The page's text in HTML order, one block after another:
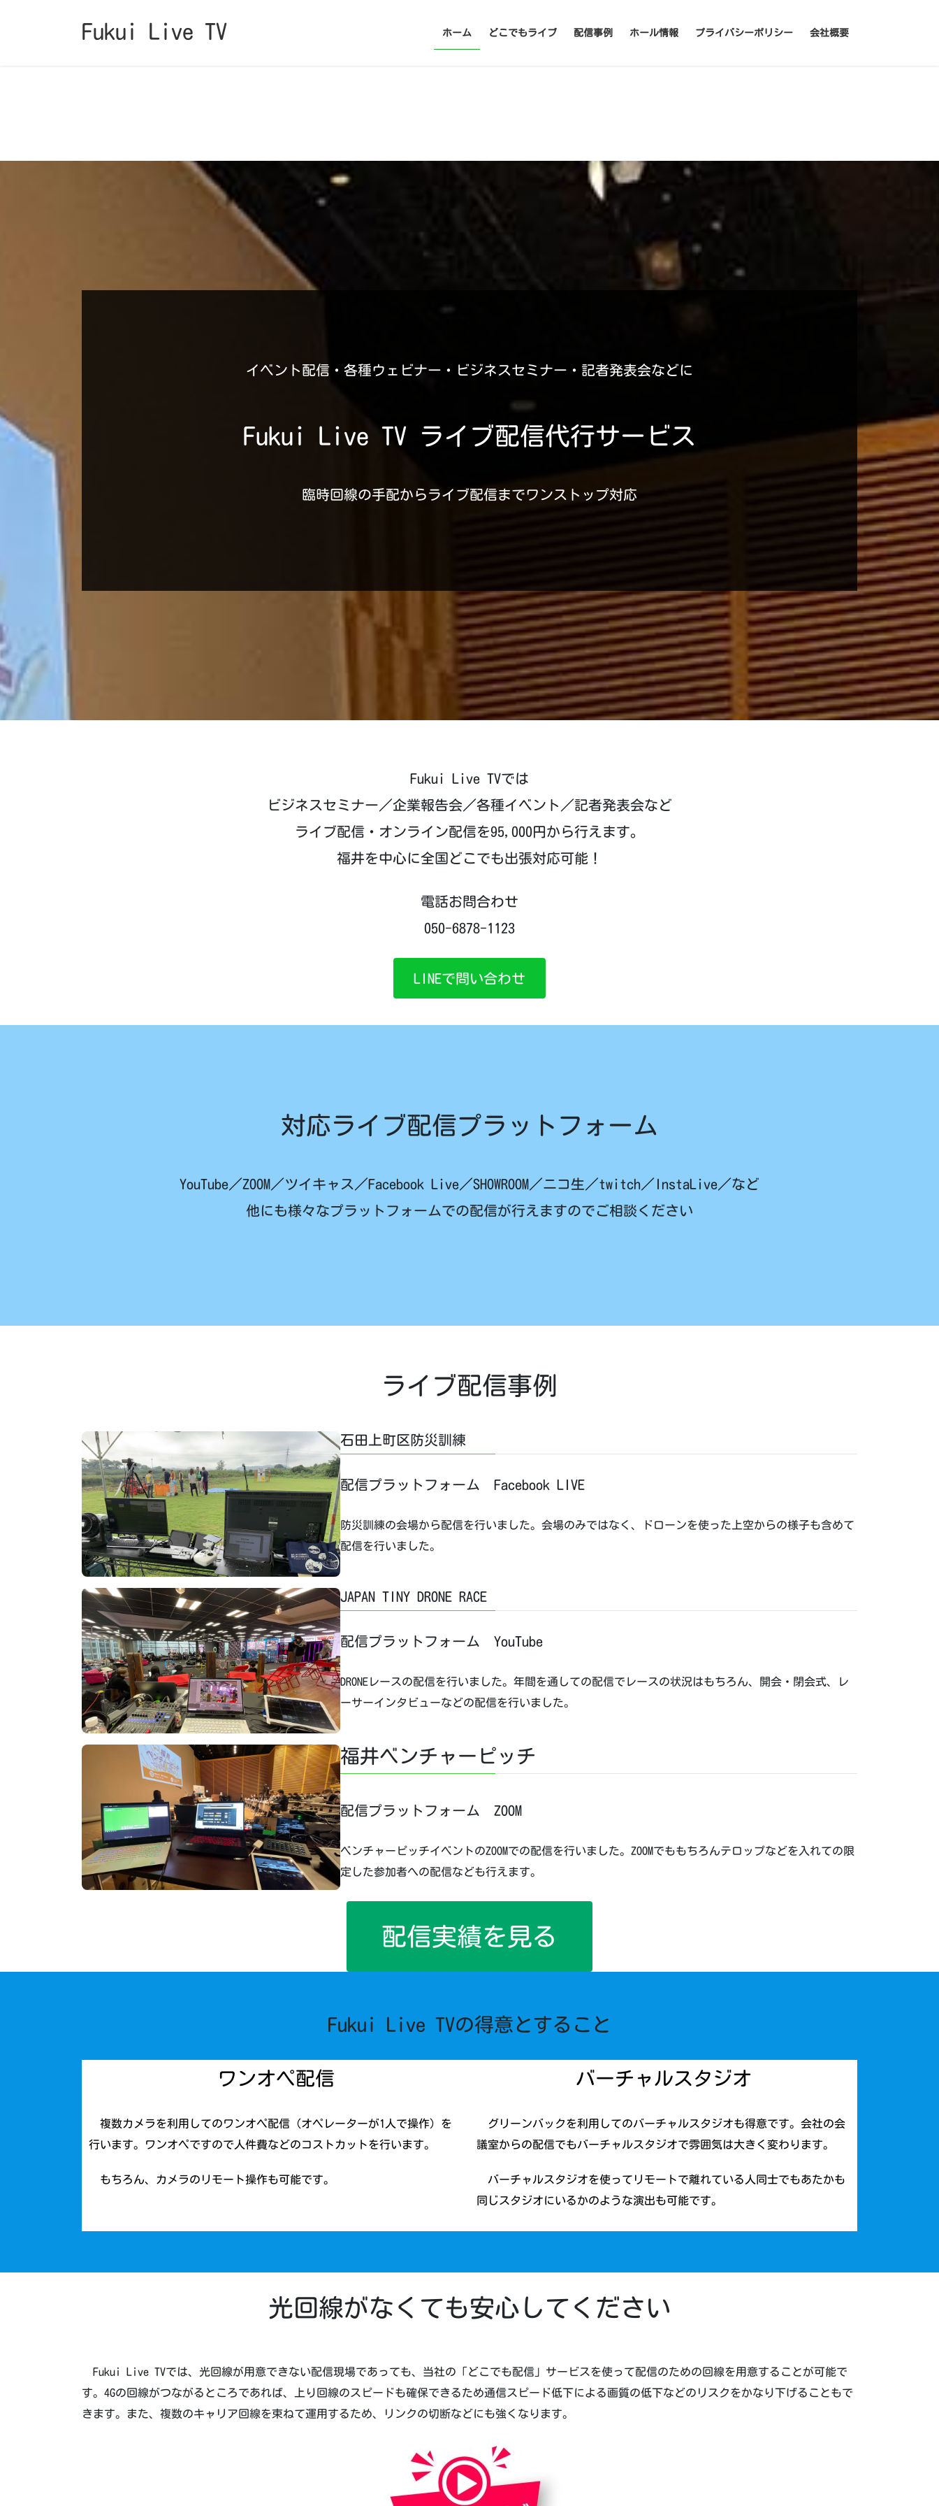
プ
動
Fukui Live TV ホーム どこでもライブ 配信事例 ホール情報 プライバシーポリシー 会社概要
イベント配信・各種ウェビナー・ビジネスセミナー・記者発表会などに
Fukui Live TV ライブ配信代行サービス
臨時回線の手配からライブ配信までワンストップ対応
Fukui Live TVでは
ビジネスセミナー／企業報告会／各種イベント／記者発表会など
ライブ配信・オンライン配信を95,000円から行えます。
福井を中心に全国どこでも出張対応可能！
電話お問合わせ
050-6878-1123
LINEで問い合わせ
対応ライブ配信プラットフォーム
YouTube／ZOOM／ツイキャス／Facebook Live／SHOWROOM／ニコ生／twitch／InstaLive／など
他にも様々なプラットフォームでの配信が行えますのでご相談ください
ライブ配信事例
石田上町区防災訓練
配信プラットフォーム Facebook LIVE
防災訓練の会場から配信を行いました。会場のみではなく、ドローンを使った上空からの様子も含めて
配信を行いました。
JAPAN TINY DRONE RACE
配信プラットフォーム YouTube
DRONEレースの配信を行いました。年間を通しての配信でレースの状況はもちろん、開会・閉会式、レ
ーサーインタビューなどの配信を行いました。
福井ベンチャーピッチ
配信プラットフォーム ZOOM
ベンチャーピッチイベントのZOOMでの配信を行いました。ZOOMでももちろんテロップなどを入れての限
定した参加者への配信なども行えます。
配信実績を見る
Fukui Live TVの得意とすること
ワンオペ配信
複数カメラを利用してのワンオペ配信（オペレーターが1人で操作）を
行います。ワンオペですので人件費などのコストカットを行います。
もちろん、カメラのリモート操作も可能です。
バーチャルスタジオ
グリーンバックを利用してのバーチャルスタジオも得意です。会社の会
議室からの配信でもバーチャルスタジオで雰囲気は大きく変わります。
バーチャルスタジオを使ってリモートで離れている人同士でもあたかも
同じスタジオにいるかのような演出も可能です。
光回線がなくても安心してください
Fukui Live TVでは、光回線が用意できない配信現場であっても、当社の「どこでも配信」サービスを使って配信のための回線を用意することが可能で
す。4Gの回線がつながるところであれば、上り回線のスピードも確保できるため通信スピード低下による画質の低下などのリスクをかなり下げることもで
きます。また、複数のキャリア回線を束ねて運用するため、リンクの切断などにも強くなります。